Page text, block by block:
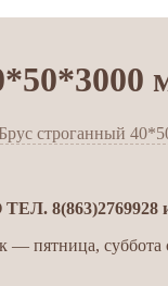
строганный
— пятница, суббота